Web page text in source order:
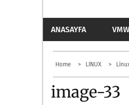
ANASAYFA
Home LINUX
image-33